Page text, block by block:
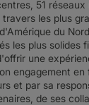
51
les plus
du
les plus solides
une
engagement
et par sa
de ses